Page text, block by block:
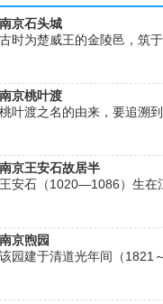
南京石头城
古时为楚威王的金陵邑，筑
南京桃叶渡
桃叶渡之名的由来，要追溯
南京王安石故居半
王安石（1020―1086）生在
南京煦园
该园建于清道光年间（1821